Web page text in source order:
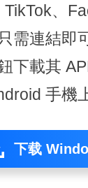
TikTok、
需連結即
下載其
手機
下载